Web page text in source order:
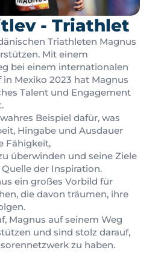
- Triathlet
Triathleten Magnus
Mit einem
bei einem internationalen
Mexiko 2023 hat Magnus
Talent und Engagement
Beispiel dafür, was
Hingabe und Ausdauer
Fähigkeit,
überwinden und seine Ziele
der Inspiration.
ein großes Vorbild für
die davon träumen, ihre
Magnus auf seinem Weg
und sind stolz darauf,
zu haben.